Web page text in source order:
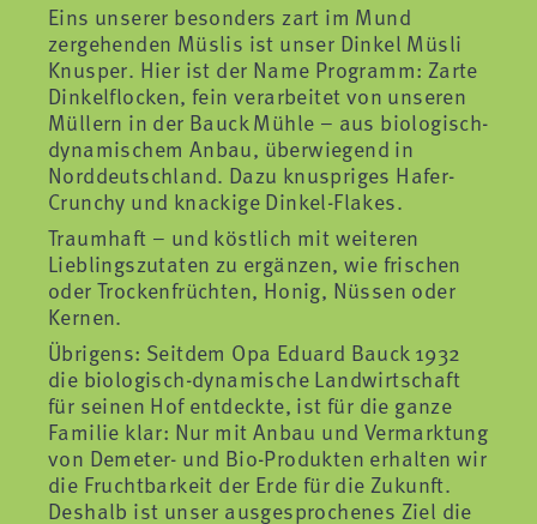
Eins unserer besonders zart im Mund
zergehenden Müslis ist unser Dinkel Müsli
Knusper. Hier ist der Name Programm: Zarte
Dinkelflocken, fein verarbeitet von unseren
Müllern in der Bauck Mühle – aus biologisch-
dynamischem Anbau, überwiegend in
Norddeutschland. Dazu knuspriges Hafer-
Crunchy und knackige Dinkel-Flakes.
Traumhaft – und köstlich mit weiteren
Lieblingszutaten zu ergänzen, wie frischen
oder Trockenfrüchten, Honig, Nüssen oder
Kernen.
Übrigens: Seitdem Opa Eduard Bauck 1932
die biologisch-dynamische Landwirtschaft
für seinen Hof entdeckte, ist für die ganze
Familie klar: Nur mit Anbau und Vermarktung
von Demeter- und Bio-Produkten erhalten wir
die Fruchtbarkeit der Erde für die Zukunft.
Deshalb ist unser ausgesprochenes Ziel die